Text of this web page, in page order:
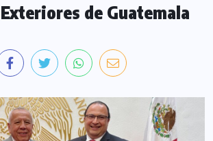
de Guatemala